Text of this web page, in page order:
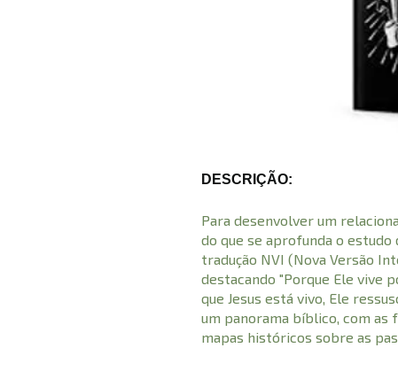
DESCRIÇÃO:
Para desenvolver um
do que se aprofunda o estudo
tradução NVI (Nova Versão
destacando "Porque Ele vive
que Jesus está vivo, Ele
um panorama bíblico, com as
mapas históricos sobre as